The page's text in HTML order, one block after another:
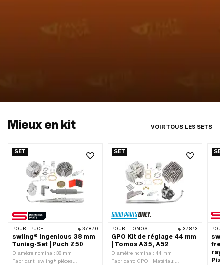
Mieux en kit VOIR TOUS LES SETS
SET
POUR : PUCH 37870
swiing® ingenious 38 mm
Tuning-Set | Puch Z50
Diamètre nominal: 38 mm ·
Fabricant: swiing® pièces
SET
POUR : TOMOS 37873
GPO Kit de réglage 44 mm
| Tomos A35, A52
Diamètre nominal: 44 mm ·
Fabricant: GPO · Matériau: